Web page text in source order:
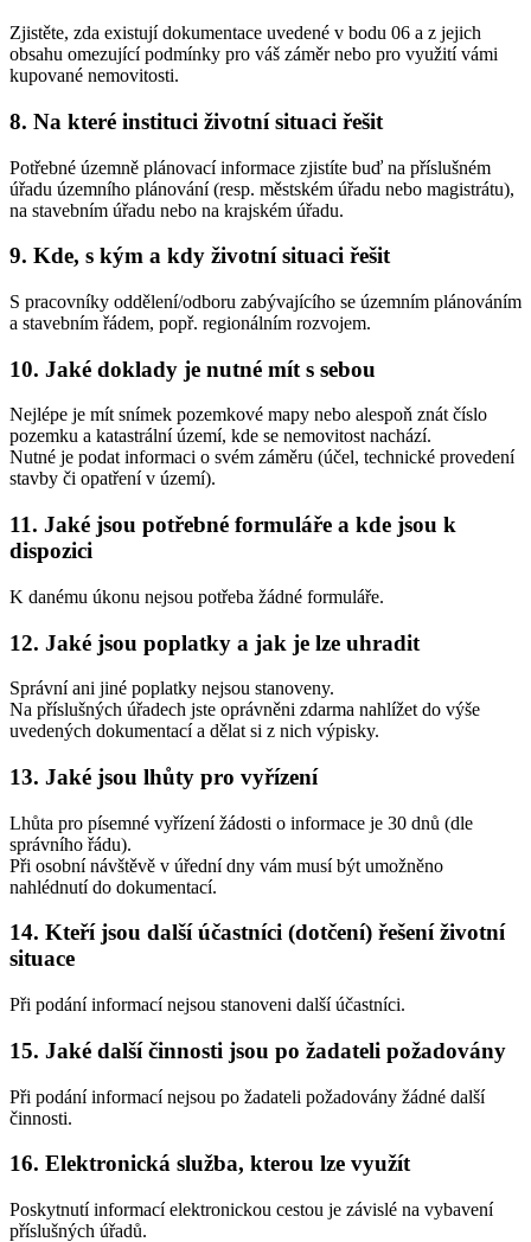
Zjistěte, zda existují dokumentace uvedené v bodu 06 a z jejich
obsahu omezující podmínky pro váš záměr nebo pro využití vámi
kupované nemovitosti.
8. Na které instituci životní situaci řešit
Potřebné územně plánovací informace zjistíte buď na příslušném
úřadu územního plánování (resp. městském úřadu nebo magistrátu),
na stavebním úřadu nebo na krajském úřadu.
9. Kde, s kým a kdy životní situaci řešit
S pracovníky oddělení/odboru zabývajícího se územním plánováním
a stavebním řádem, popř. regionálním rozvojem.
10. Jaké doklady je nutné mít s sebou
Nejlépe je mít snímek pozemkové mapy nebo alespoň znát číslo
pozemku a katastrální území, kde se nemovitost nachází.
Nutné je podat informaci o svém záměru (účel, technické provedení
stavby či opatření v území).
11. Jaké jsou potřebné formuláře a kde jsou k
dispozici
K danému úkonu nejsou potřeba žádné formuláře.
12. Jaké jsou poplatky a jak je lze uhradit
Správní ani jiné poplatky nejsou stanoveny.
Na příslušných úřadech jste oprávněni zdarma nahlížet do výše
uvedených dokumentací a dělat si z nich výpisky.
13. Jaké jsou lhůty pro vyřízení
Lhůta pro písemné vyřízení žádosti o informace je 30 dnů (dle
správního řádu).
Při osobní návštěvě v úřední dny vám musí být umožněno
nahlédnutí do dokumentací.
14. Kteří jsou další účastníci (dotčení) řešení životní
situace
Při podání informací nejsou stanoveni další účastníci.
15. Jaké další činnosti jsou po žadateli požadovány
Při podání informací nejsou po žadateli požadovány žádné další
činnosti.
16. Elektronická služba, kterou lze využít
Poskytnutí informací elektronickou cestou je závislé na vybavení
příslušných úřadů.